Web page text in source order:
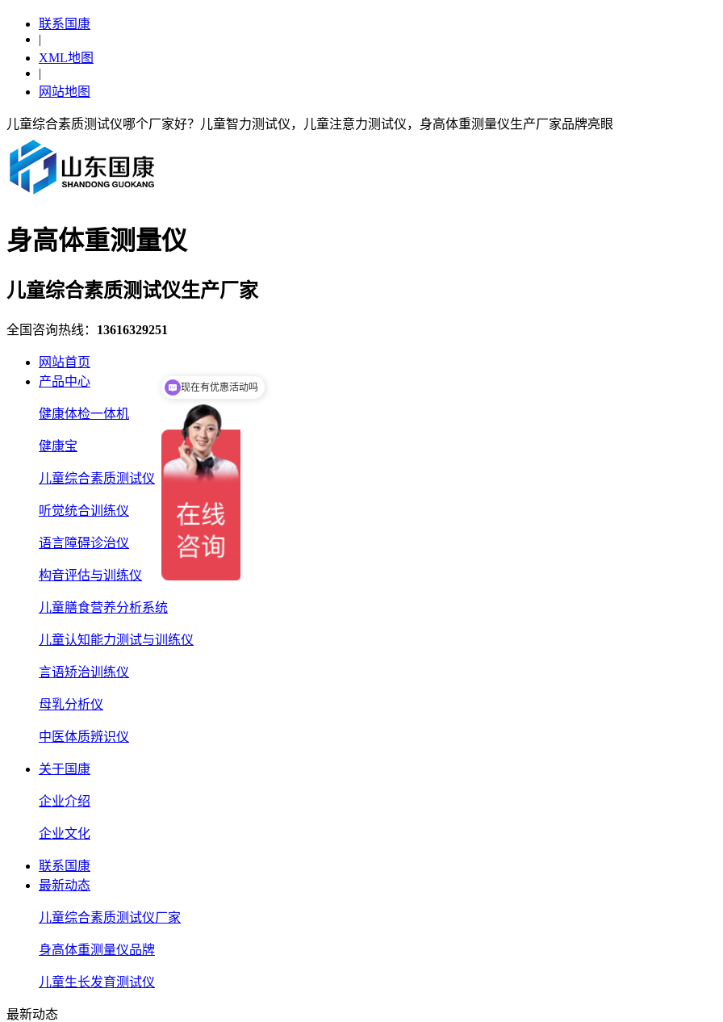
联系国康
|
XML地图
|
网站地图
儿童综合素质测试仪哪个厂家好？儿童智力测试仪，儿童注意力测试仪，身高体重测量仪生产厂家品牌亮眼
身高体重测量仪
儿童综合素质测试仪生产厂家
全国咨询热线： 13616329251
网站首页
产品中心
健康体检一体机
健康宝
儿童综合素质测试仪
听觉统合训练仪
语言障碍诊治仪
构音评估与训练仪
儿童膳食营养分析系统
儿童认知能力测试与训练仪
言语矫治训练仪
母乳分析仪
中医体质辨识仪
关于国康
企业介绍
企业文化
联系国康
最新动态
儿童综合素质测试仪厂家
身高体重测量仪品牌
儿童生长发育测试仪
最新动态
可以介绍下你们的产品么